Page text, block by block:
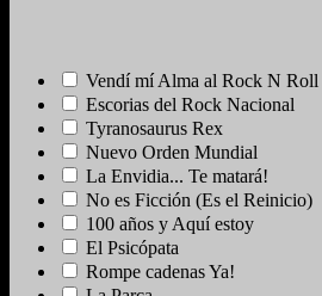
Vendí mí Alma al Rock N Roll
Escorias del Rock Nacional
Tyranosaurus Rex
Nuevo Orden Mundial
La Envidia... Te matará!
No es Ficción (Es el Reinicio)
100 años y Aquí estoy
El Psicópata
Rompe cadenas Ya!